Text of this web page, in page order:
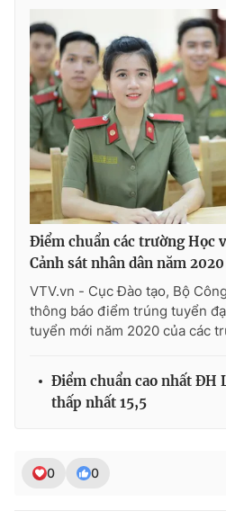
024.66
Email:toasoan@vtv.vn
Liên hệ quảng cáo:024-7300.7108
® Cấm sao chép dưới mọi hình
thuận bằng văn bản. Ghi rõ nguồn
Điểm chuẩn các trường Học
Cảnh sát nhân dân năm 2020
VTV.vn - Cục Đào tạo, Bộ
thông báo điểm trúng tuyển
tuyển mới năm 2020 của các
Điểm chuẩn cao nhất ĐH
thấp nhất 15,5
0 0